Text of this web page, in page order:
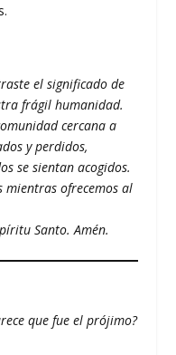
el significado de
frágil humanidad.
cercana a
y perdidos,
se sientan acogidos.
mientras ofrecemos al
Santo. Amén.
que fue el prójimo?